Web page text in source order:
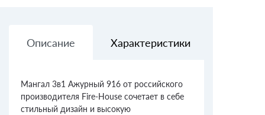
Описание Характеристики
Мангал 3в1 Ажурный 916 от российского
производителя Fire-House сочетает в себе
стильный дизайн и высокую